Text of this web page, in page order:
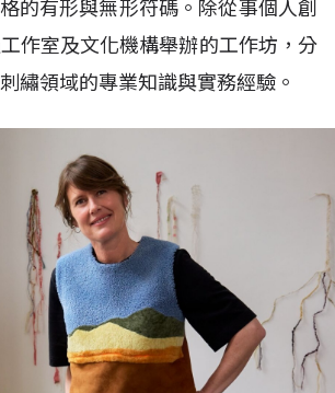
的有形與無形符碼。除從事個人創
作室及文化機構舉辦的工作坊，分
繡領域的專業知識與實務經驗。